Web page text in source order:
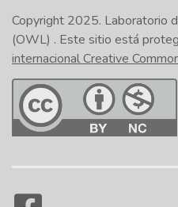
Copyright 2025. Laboratorio
(OWL) . Este sitio está
internacional Creative